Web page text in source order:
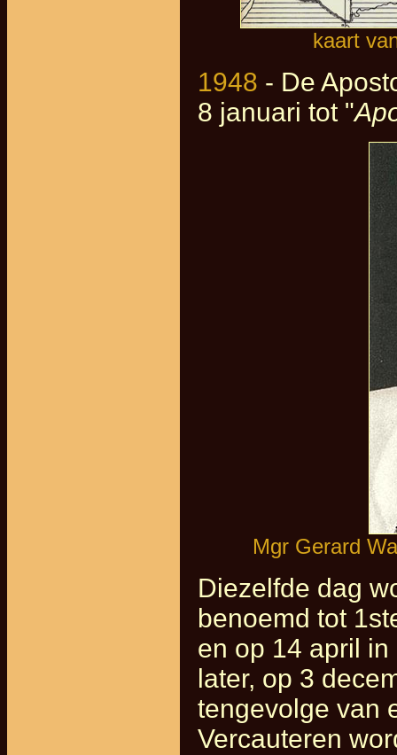
kaart
1948 - De
8 januari tot "
Mgr Gerard
Diezelfde dag
benoemd tot
en op 14 april
later, op 3
tengevolge van
Vercauteren